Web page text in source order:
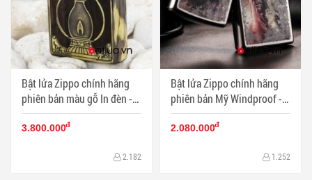
Bật lửa Zippo chính hãng
phiên bản màu gỗ In đèn -
Mã SP: ZPC2579
3.800.000đ
2.182
Bật lửa Zippo chính hãng
phiên bản Mỹ Windproof -
Mã SP: BL00442
2.080.000đ
1.252